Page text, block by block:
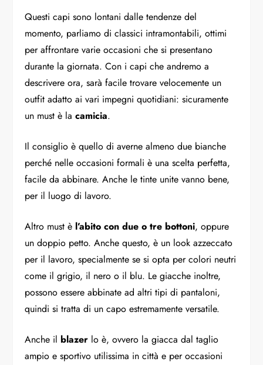
Questi capi sono lontani dalle tendenze del
momento, parliamo di classici intramontabili, ottimi
per affrontare varie occasioni che si presentano
durante la giornata. Con i capi che andremo a
descrivere ora, sarà facile trovare velocemente un
outfit adatto ai vari impegni quotidiani: sicuramente
un must è lacamicia.
Il consiglio è quello di averne almeno due bianche
perché nelle occasioni formali è una scelta perfetta,
facile da abbinare. Anche le tinte unite vanno bene,
per il luogo di lavoro.
Altro must è l’abito con due o tre bottoni, oppure
un doppio petto. Anche questo, è un look azzeccato
per il lavoro, specialmente se si opta per colori neutri
come il grigio, il nero o il blu. Le giacche inoltre,
possono essere abbinate ad altri tipi di pantaloni,
quindi si tratta di un capo estremamente versatile.
Anche il blazer lo è, ovvero la giacca dal taglio
ampio e sportivo utilissima in città e per occasioni